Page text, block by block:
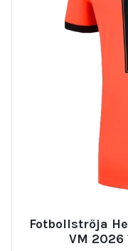
Fotbollströja
VM